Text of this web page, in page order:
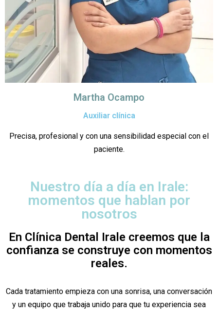
Martha Ocampo
Auxiliar clínica
Precisa, profesional y con una sensibilidad especial con el
paciente.
Nuestro día a día en Irale:
momentos que hablan por
nosotros
En Clínica Dental Irale creemos que la
confianza se construye con momentos
reales.
Cada tratamiento empieza con una sonrisa, una conversación
y un equipo que trabaja unido para que tu experiencia sea